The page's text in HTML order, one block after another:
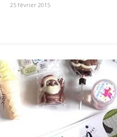
25 février 2015